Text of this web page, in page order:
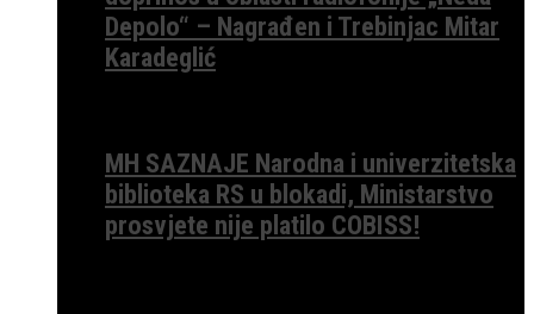
Depolo“ – Nagrađen i Trebinjac Mitar
Karadeglić
MH SAZNAJE Narodna i univerzitetska
biblioteka RS u blokadi, Ministarstvo
prosvjete nije platilo COBISS!